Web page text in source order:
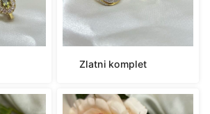
Zlatni komplet